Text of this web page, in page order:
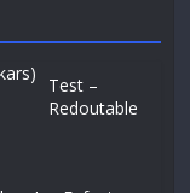
Test –
Redoutable